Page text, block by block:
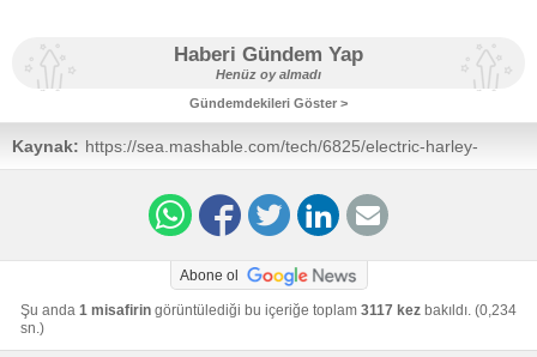
Haberi Gündem Yap
Henüz oy almadı
Gündemdekileri Göster >
Kaynak: https://sea.mashable.com/tech/6825/electric-harley-
davidson-motorcycle-production-has-been-paused
Abone ol
Şu anda 1 misafirin görüntülediği bu içeriğe toplam 3117 kez bakıldı. (0,234
sn.)